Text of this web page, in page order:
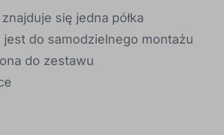
się jedna półka
do samodzielnego montażu
do zestawu